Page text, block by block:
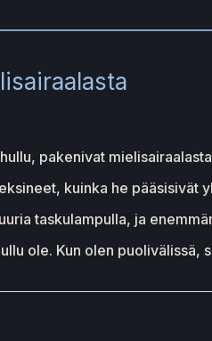
pakenivat
kuinka he pääsisivät
taskulampulla, ja
ole. Kun olen puolivälissä,